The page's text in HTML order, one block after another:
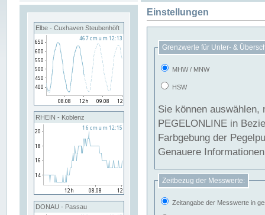
Elbe - Cuxhaven Steubenhöft
RHEIN - Koblenz
DONAU - Passau
Einstellungen
Grenzwerte für Unter- &
MHW / MNW
HSW
Sie können
PEGELONLINE in Beziehung
Farbgebung der
Genauere
Zeitbezug der Messwerte:
Zeitangabe der Messwerte in